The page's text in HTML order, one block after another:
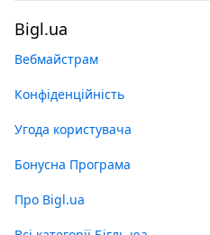
Bigl.ua
Вебмайстрам
Конфіденційність
Угода користувача
Бонусна Програма
Про Bigl.ua